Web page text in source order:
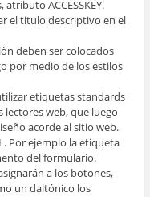
ACCESSKEY.
el titulo descriptivo en el
deben ser colocados
por medio de los estilos
etiquetas standards
web, que luego
acorde al sitio web.
Por ejemplo la etiqueta
del formulario.
a los botones,
un daltónico los